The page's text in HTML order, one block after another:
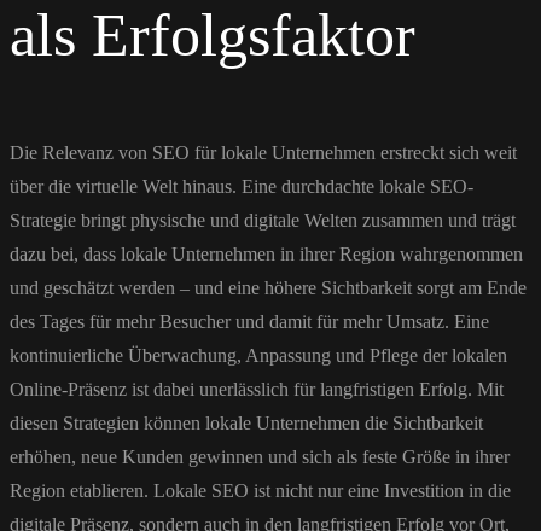
als Erfolgsfaktor
Die Relevanz von SEO für lokale Unternehmen erstreckt sich weit
über die virtuelle Welt hinaus. Eine durchdachte lokale SEO-
Strategie bringt physische und digitale Welten zusammen und trägt
dazu bei, dass lokale Unternehmen in ihrer Region wahrgenommen
und geschätzt werden – und eine höhere Sichtbarkeit sorgt am Ende
des Tages für mehr Besucher und damit für mehr Umsatz. Eine
kontinuierliche Überwachung, Anpassung und Pflege der lokalen
Online-Präsenz ist dabei unerlässlich für langfristigen Erfolg. Mit
diesen Strategien können lokale Unternehmen die Sichtbarkeit
erhöhen, neue Kunden gewinnen und sich als feste Größe in ihrer
Region etablieren. Lokale SEO ist nicht nur eine Investition in die
digitale Präsenz, sondern auch in den langfristigen Erfolg vor Ort,